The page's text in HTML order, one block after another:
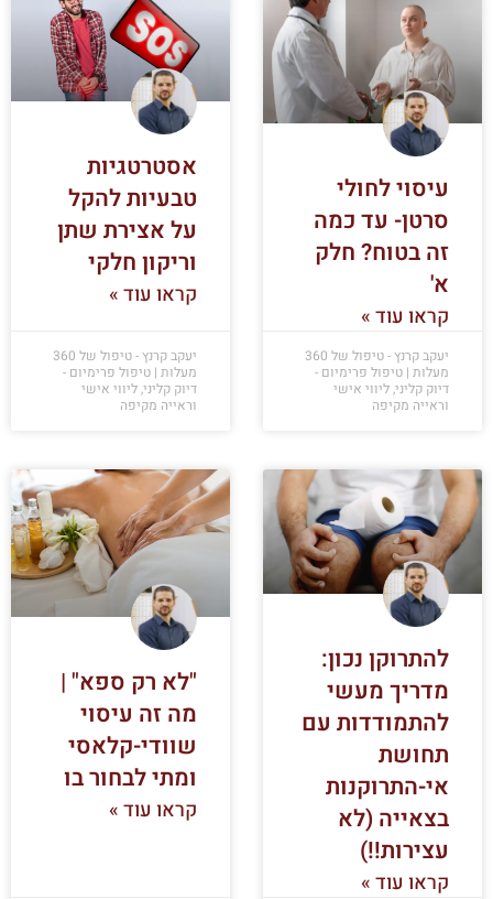
עיסוי לחולי
סרטן- עד כמה
זה בטוח? חלק
א'
קראו עוד »
יעקב קרנץ - טיפול של 360
מעלות | טיפול פרימיום -
דיוק קליני, ליווי אישי
וראייה מקיפה
אסטרטגיות
טבעיות להקל
על אצירת שתן
וריקון חלקי
קראו עוד »
יעקב קרנץ - טיפול של 360
מעלות | טיפול פרימיום -
דיוק קליני, ליווי אישי
וראייה מקיפה
להתרוקן נכון:
מדריך מעשי
להתמודדות עם
תחושת
אי-התרוקנות
בצאייה (לא
עצירות!!)
קראו עוד »
"לא רק ספא" |
מה זה עיסוי
שוודי-קלאסי
ומתי לבחור בו
קראו עוד »